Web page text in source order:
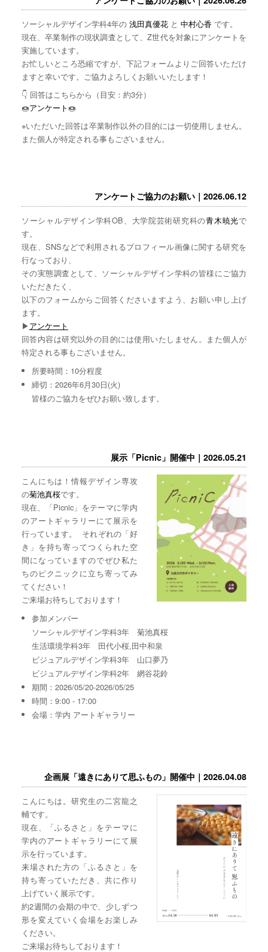
ソーシャルデザイン学科4年の 浅田真優花と 中村心香 です。
現在、卒業制作の現状調査として、Z世代を対象にアンケートを
実施しています。
お忙しいところ恐縮ですが、下記フォームよりご回答いただけ
ますと幸いです。ご協力よろしくお願いいたします！
👇 回答はこちらから（目安：約3分）
🍩アンケート🍩
※いただいた回答は卒業制作以外の目的には一切使用しません。
また個人が特定される事もございません。
アンケートご協力のお願い｜2026.06.12
ソーシャルデザイン学科OB、大学院芸術研究科の青木暁光で
す。
現在、SNSなどで利用されるプロフィール画像に関する研究を
行なっており、
その実態調査として、ソーシャルデザイン学科の皆様にご協力
いただきたく、
以下のフォームからご回答くださいますよう、お願い申し上げ
ます。
▶︎アンケート
回答内容は研究以外の目的には使用いたしません。また個人が
特定される事もございません。
所要時間：10分程度
締切：2026年6月30日(火)
皆様のご協力をぜひお願い致します。
展示「Picnic」開催中｜2026.05.21
こんにちは！情報デザイン専攻
の菊池真桜です。
現在、「Picnic」をテーマに学内
のアートギャラリーにて展示を
行っています。 それぞれの「好
き」を持ち寄ってつくられた空
間になっていますのでぜひ私た
ちのピクニックに立ち寄ってみ
てください！
ご来場お待ちしております！
参加メンバー
ソーシャルデザイン学科3年 菊池真桜
生活環境学科3年 田代小桜,田中和泉
ビジュアルデザイン学科3年 山口夢乃
ビジュアルデザイン学科2年 網谷花鈴
期間：2026/05/20-2026/05/25
時間：9:00 - 17:00
会場：学内 アートギャラリー
企画展「遠きにありて思ふもの」開催中｜2026.04.08
こんにちは。研究生の二宮龍之
輔です。
現在、「ふるさと」をテーマに
学内のアートギャラリーにて展
示を行っています。
来場された方の「ふるさと」を
持ち寄っていただき、共に作り
上げていく展示です。
約2週間の会期の中で、少しずつ
形を変えていく会場をお楽しみ
ください。
ご来場お待ちしております！